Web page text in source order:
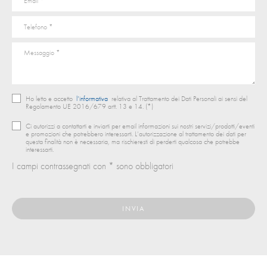
Ho letto e accetto l’informativa relativa al Trattamento dei Dati Personali ai sensi del
Regolamento UE 2016/679 artt. 13 e 14. (*)
Ci autorizzi a contattarti e inviarti per email informazioni sui nostri servizi/prodotti/eventi
e promozioni che potrebbero interessarti. L’autorizzazione al trattamento dei dati per
questa finalità non è necessaria, ma rischieresti di perderti qualcosa che potrebbe
interessarti.
I campi contrassegnati con * sono obbligatori